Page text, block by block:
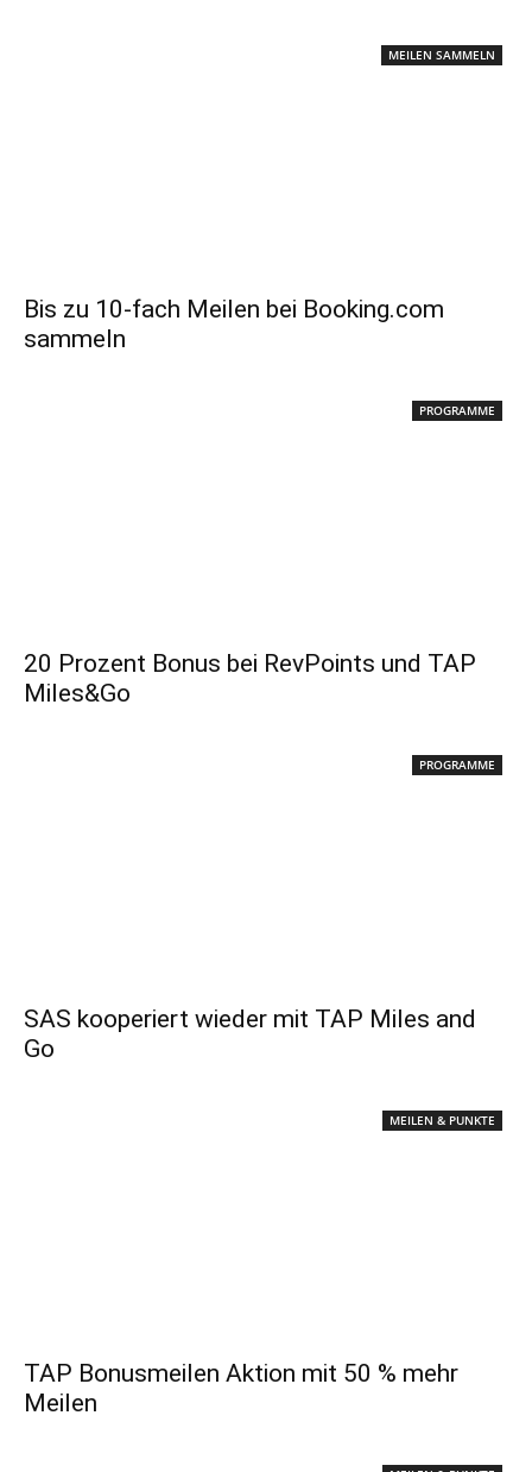
MEILEN SAMMELN
Bis zu 10-fach Meilen bei Booking.com
sammeln
PROGRAMME
20 Prozent Bonus bei RevPoints und TAP
Miles&Go
PROGRAMME
SAS kooperiert wieder mit TAP Miles and
Go
MEILEN & PUNKTE
TAP Bonusmeilen Aktion mit 50 % mehr
Meilen